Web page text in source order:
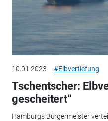
10.01.2023 #Elbvertiefung
Tschentscher:
gescheitert“
Hamburgs Bürgermeister